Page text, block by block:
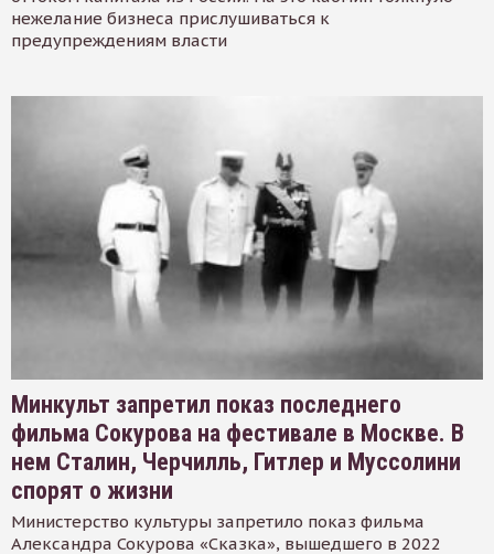
нежелание бизнеса прислушиваться к
предупреждениям власти
Минкульт запретил показ последнего
фильма Сокурова на фестивале в Москве. В
нем Сталин, Черчилль, Гитлер и Муссолини
спорят о жизни
Министерство культуры запретило показ фильма
Александра Сокурова «Сказка», вышедшего в 2022